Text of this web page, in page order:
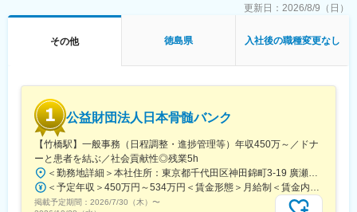
更新日： 2026/8/9（日）
その他 徳島県 入社後の職種変更なし
公益財団法人日本骨髄バンク
【竹橋駅】一般事務（日程調整・進捗管理等）年収450万～／ドナ
ーと患者を結ぶ／社会貢献性◎残業5h
掲載予定期間： 2026/7/30（木） 〜